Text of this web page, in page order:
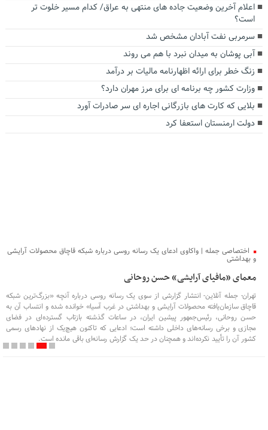
اعلام آخرین وضعیت جاده های منتهی به عراق/ کدام مسیر خلوت تر
است؟
سرمربی نفت آبادان مشخص شد
آبی پوشان به میدان نبرد با هم می روند
زنگ خطر برای ارائه اظهارنامه مالیات بر درآمد
وزارت کشور چه برنامه ای برای مرز مهران دارد؟
بلایی که کارت های بازرگانی اجاره ای سر صادرات آورد
دولت ارمنستان استعفا کرد
اختصاصی جمله | واکاوی ادعای یک رسانه روسی درباره شبکه قاچاق محصولات آرایشی
و بهداشتی
معمای «مافیای آرایشی» حسن روحانی
تهران- جمله آنلاین- انتشار گزارشی از سوی یک رسانه روسی درباره آنچه «بزرگ‌ترین شبکه
قاچاق سازمان‌یافته محصولات آرایشی و بهداشتی در غرب آسیا» خوانده شده و انتساب آن به
حسن روحانی، رئیس‌جمهور پیشین ایران، در ساعات گذشته بازتاب گسترده‌ای در فضای
مجازی و برخی رسانه‌های داخلی داشته است؛ ادعایی که تاکنون هیچ‌یک از نهادهای رسمی
کشور آن را تأیید نکرده‌اند و همچنان در حد یک گزارش رسانه‌ای باقی مانده است.